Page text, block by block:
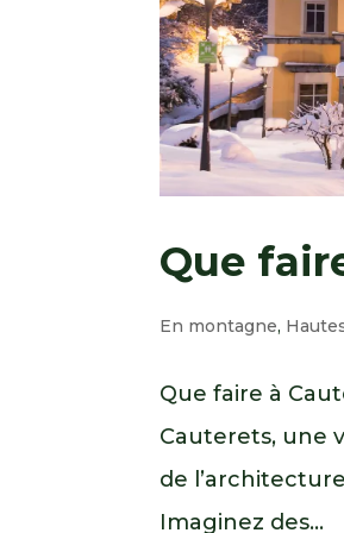
Que
En montagne,
Que faire à
Cauterets, une
de
Imaginez des...